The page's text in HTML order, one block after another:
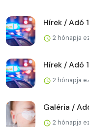
Hírek / Adó
2 hónapja
Hírek / Adó
2 hónapja
Galéria /
2 hónapja